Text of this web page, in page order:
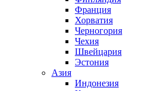
Франция
Хорватия
Черногория
Чехия
Швейцария
Эстония
Азия
Индонезия